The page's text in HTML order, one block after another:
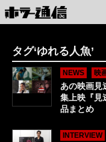
タグ‘ゆれる人魚’
NEWS 映
あの映画
集上映『見
品まとめ
INTERVIEW